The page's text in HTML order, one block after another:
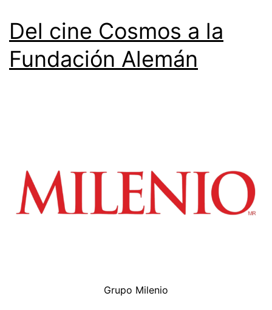
Del cine Cosmos a la
Fundación Alemán
Grupo Milenio